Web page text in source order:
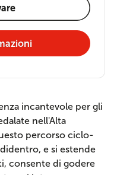
incantevole per gli
nell'Alta
percorso ciclo-
e si estende
consente di godere